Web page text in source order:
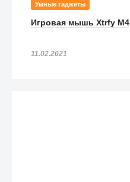
Умные гаджеты
Игровая мышь Xtrfy M4
11.02.2021